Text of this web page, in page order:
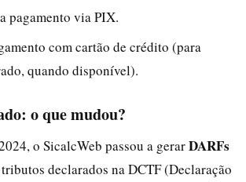
pagamento via PIX.
com cartão de crédito (para
quando disponível).
o que mudou?
o SicalcWeb passou a gerarDARFs
declarados na DCTF (Declaração